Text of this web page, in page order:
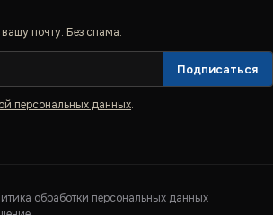
почту. Без спама.
Подписаться
персональных данных.
обработки персональных данных